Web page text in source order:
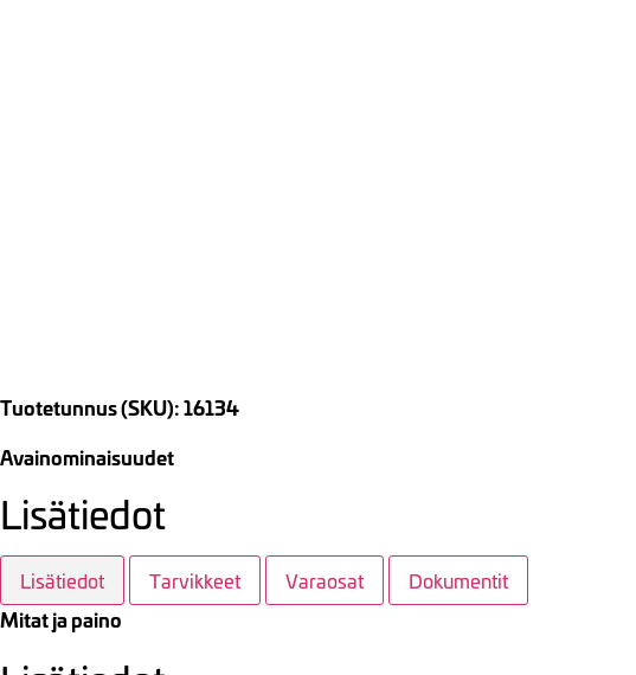
Tuotetunnus (SKU): 16134
Avainominaisuudet
Lisätiedot
Lisätiedot Tarvikkeet Varaosat Dokumentit
Mitat ja paino